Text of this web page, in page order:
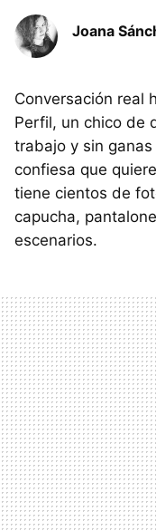
Joana
Conversación real
Perfil, un chico de
trabajo y sin
confiesa que
tiene cientos de
capucha,
escenarios.